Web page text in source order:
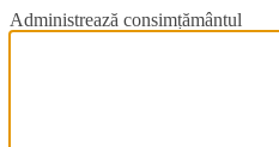
Administrează consimțământul